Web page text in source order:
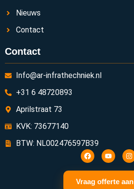
Nieuws
Contact
Contact
Info@ar-infrathechniek.nl
+31 6 48720893
Aprilstraat 73
KVK: 73677140
BTW: NL002476597B39
Vraag offerte aan